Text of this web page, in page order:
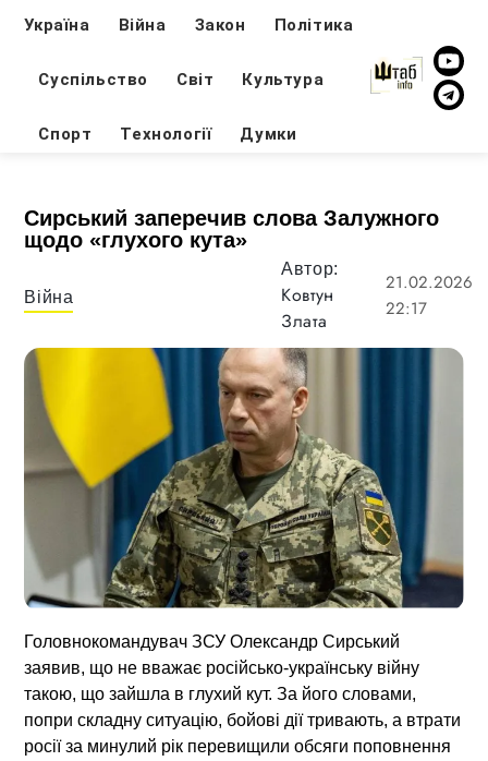
Україна Війна Закон Політика
Суспільство Світ Культура
Спорт Технології Думки
Сирський заперечив слова Залужного
щодо «глухого кута»
Війна
Автор:
Ковтун
Злата
21.02.2026
22:17
Головнокомандувач ЗСУ Олександр Сирський
заявив, що не вважає російсько-українську війну
такою, що зайшла в глухий кут. За його словами,
попри складну ситуацію, бойові дії тривають, а втрати
росії за минулий рік перевищили обсяги поповнення